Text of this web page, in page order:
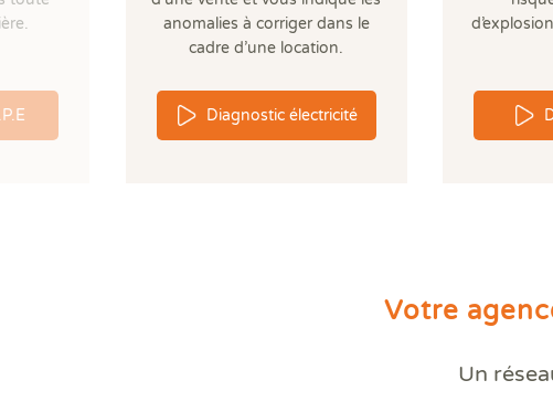
anomalies à corriger dans le
cadre d’une location.
Diagnostic électricité
Votre
Un